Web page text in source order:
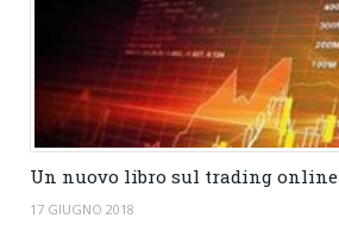
Un nuovo libro sul trading online
17 GIUGNO 2018